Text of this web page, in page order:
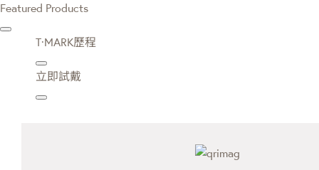
Featured Products
T·MARK歷程
立即試戴